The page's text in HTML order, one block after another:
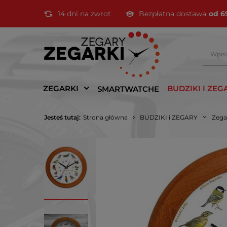
14 dni na zwrot Bezpłatna dostawa od
ZEGARKI SMARTWATCHE BUDZIKI I
Jesteś tutaj: Strona główna BUDZIKI i ZEGARY